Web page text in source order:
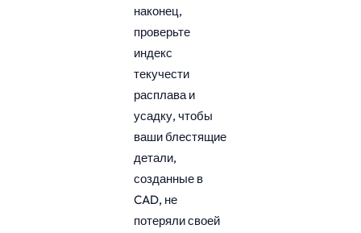
наконец,
проверьте
индекс
текучести
расплава и
усадку, чтобы
ваши блестящие
детали,
созданные в
CAD, не
потеряли своей